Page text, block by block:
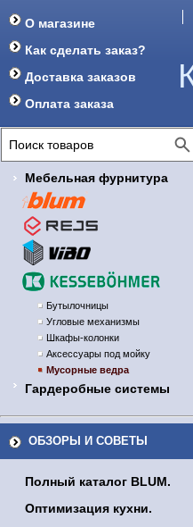
О магазине
Как сделать заказ?
Доставка заказов
Оплата заказа
Мебельная фурнитура
Бутылочницы
Угловые механизмы
Шкафы-колонки
Аксессуары под мойку
Мусорные ведра
Гардеробные системы
ОБЗОРЫ И СОВЕТЫ
Полный каталог BLUM.
Оптимизация кухни.